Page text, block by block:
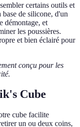
certains outils et
de silicone, d'un
démontage, et
les poussières.
et bien éclairé pour
conçu pour les
Cube
cube facilite
un ou deux coins,